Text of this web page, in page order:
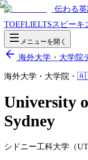
伝わる
TOEFLIELTSスピーキ
メニューを開く
海外大学・大学院
海外大学・大学院 ・
University
Sydney
シドニー工科大学（